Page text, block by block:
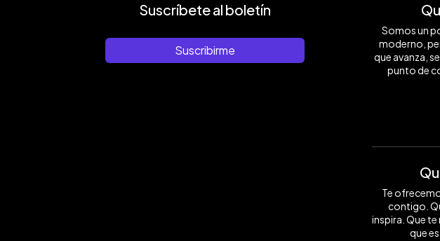
Suscríbete al boletín
Suscribirme
Somos un
moderno,
que avanza,
punto de
Te
contigo.
inspira. Que
que